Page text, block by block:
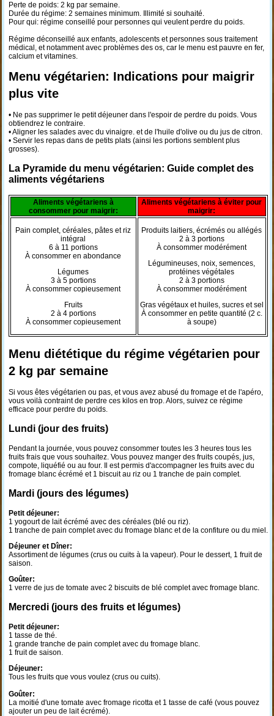
Perte de poids: 2 kg par semaine.
Durée du régime: 2 semaines minimum. Illimité si souhaité.
Pour qui: régime conseillé pour personnes qui veulent perdre du poids.
Régime déconseillé aux enfants, adolescents et personnes sous traitement
médical, et notamment avec problèmes des os, car le menu est pauvre en fer,
calcium et vitamines.
Menu végétarien: Indications pour maigrir
plus vite
• Ne pas supprimer le petit déjeuner dans l'espoir de perdre du poids. Vous
obtiendrez le contraire.
• Aligner les salades avec du vinaigre. et de l'huile d'olive ou du jus de citron.
• Servir les repas dans de petits plats (ainsi les portions semblent plus
grosses).
La Pyramide du menu végétarien: Guide complet des
aliments végétariens
Aliments végétariens à
consommer pour maigrir:
Aliments végétariens à éviter pour
maigrir:
Pain complet, céréales, pâtes et riz
intégral
6 à 11 portions
À consommer en abondance
Légumes
3 à 5 portions
À consommer copieusement
Fruits
2 à 4 portions
À consommer copieusement
Produits laitiers, écrémés ou allégés
2 à 3 portions
À consommer modérément
Légumineuses, noix, semences,
protéines végétales
2 à 3 portions
À consommer modérément
Gras végétaux et huiles, sucres et sel
À consommer en petite quantité (2 c.
à soupe)
Menu diététique du régime végétarien pour
2 kg par semaine
Si vous êtes végétarien ou pas, et vous avez abusé du fromage et de l'apéro,
vous voilà contraint de perdre ces kilos en trop. Alors, suivez ce régime
efficace pour perdre du poids.
Lundi (jour des fruits)
Pendant la journée, vous pouvez consommer toutes les 3 heures tous les
fruits frais que vous souhaitez. Vous pouvez manger des fruits coupés, jus,
compote, liquéfié ou au four. Il est permis d'accompagner les fruits avec du
fromage blanc écrémé et 1 biscuit au riz ou 1 tranche de pain complet.
Mardi (jours des légumes)
Petit déjeuner:
1 yogourt de lait écrémé avec des céréales (blé ou riz).
1 tranche de pain complet avec du fromage blanc et de la confiture ou du miel.
Déjeuner et Dîner:
Assortiment de légumes (crus ou cuits à la vapeur). Pour le dessert, 1 fruit de
saison.
Goûter:
1 verre de jus de tomate avec 2 biscuits de blé complet avec fromage blanc.
Mercredi (jours des fruits et légumes)
Petit déjeuner:
1 tasse de thé.
1 grande tranche de pain complet avec du fromage blanc.
1 fruit de saison.
Déjeuner:
Tous les fruits que vous voulez (crus ou cuits).
Goûter:
La moitié d'une tomate avec fromage ricotta et 1 tasse de café (vous pouvez
ajouter un peu de lait écrémé).